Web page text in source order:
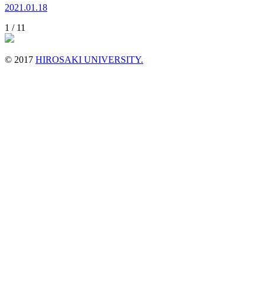
2021.01.18
1 / 11
© 2017 HIROSAKI UNIVERSITY.